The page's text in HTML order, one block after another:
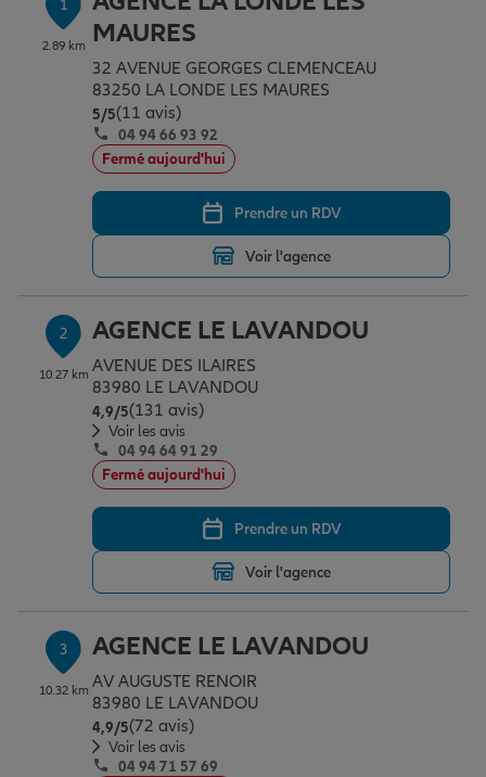
Assurance emprunteur
Prévoyance et dépendance
Assurance animal de compagnie
Protection de la famille
Protection juridique
Épargne & retraite
Plan épargne retraite
Assurance vie
Placements financiers
Investissements immobiliers
Transmission
Vos projets
Partir en vacances
Déménager
Changer de voiture
Départ à la retraite
Préparer l’avenir
Conseil assurance
Outre-mer
Assurance auto
Assurance habitation
Le Pack Famille
Garantie des accidents de la vie
Assurance scolaire
Protection juridique
Professionnels
Allianz en France
1
2.89 km
MAURES
32 AVENUE GEORGES CLEMENCEAU
83250 LA LONDE LES MAURES
5/5Note de 5 sur 5
(11 avis)
04 94 66 93 92
Fermé aujourd'hui
Prendre un RDV
Voir l'agence
2
10.27 km
AGENCE LE LAVANDOU
AVENUE DES ILAIRES
83980 LE LAVANDOU
4,9/5Note de 4.9 sur 5
(131 avis)
Voir les avis
04 94 64 91 29
Fermé aujourd'hui
Prendre un RDV
Voir l'agence
3
10.32 km
AGENCE LE LAVANDOU
AV AUGUSTE RENOIR
83980 LE LAVANDOU
4,9/5Note de 4.9 sur 5
(72 avis)
Voir les avis
04 94 71 57 69